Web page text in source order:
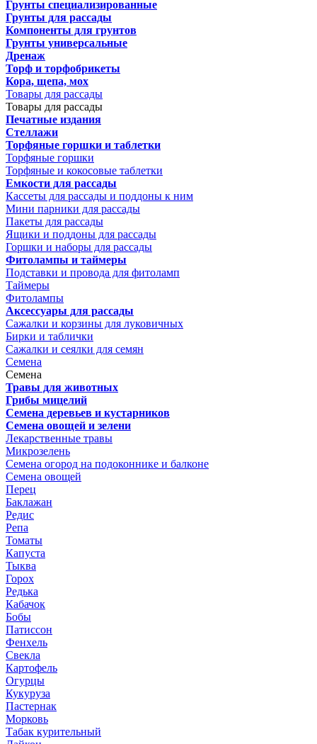
Грунты специализированные
Грунты для рассады
Компоненты для грунтов
Грунты универсальные
Дренаж
Торф и торфобрикеты
Кора, щепа, мох
Товары для рассады
Товары для рассады
Печатные издания
Стеллажи
Торфяные горшки и таблетки
Торфяные горшки
Торфяные и кокосовые таблетки
Емкости для рассады
Кассеты для рассады и поддоны к ним
Мини парники для рассады
Пакеты для рассады
Ящики и поддоны для рассады
Горшки и наборы для рассады
Фитолампы и таймеры
Подставки и провода для фитоламп
Таймеры
Фитолампы
Аксессуары для рассады
Сажалки и корзины для луковичных
Бирки и таблички
Сажалки и сеялки для семян
Семена
Семена
Травы для животных
Грибы мицелий
Семена деревьев и кустарников
Семена овощей и зелени
Лекарственные травы
Микрозелень
Семена огород на подоконнике и балконе
Семена овощей
Перец
Баклажан
Редис
Репа
Томаты
Капуста
Тыква
Горох
Редька
Кабачок
Бобы
Патиссон
Фенхель
Свекла
Картофель
Огурцы
Кукуруза
Пастернак
Морковь
Табак курительный